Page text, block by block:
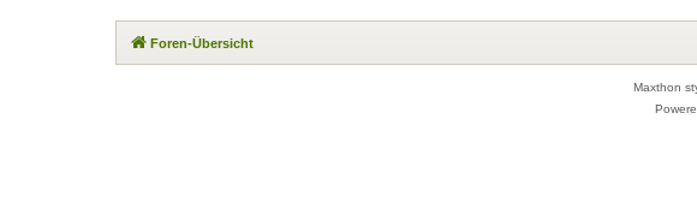
Foren-Übersicht
Maxthon